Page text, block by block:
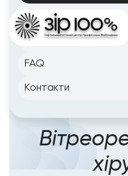
Блог
Цiни
FAQ
Контакти
Головна сторінка